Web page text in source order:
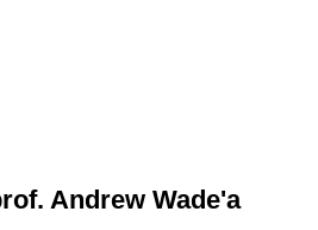
Andrew Wade'a